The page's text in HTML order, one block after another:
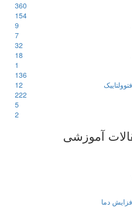
360
154
9
7
32
18
1
136
12
222
5
2
آموزشی
دما